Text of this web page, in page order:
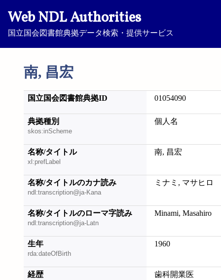
Web NDL Authorities
国立国会図書館典拠データ検索・提供サービス
南, 昌宏
国立国会図書館典拠ID 01054090
典拠種別
skos:inScheme
個人名
名称/タイトル
xl:prefLabel
南, 昌宏
名称/タイトルのカナ読み
ndl:transcription@ja-Kana
ミナミ, マサヒロ
名称/タイトルのローマ字読み
ndl:transcription@ja-Latn
Minami, Masahiro
生年
rda:dateOfBirth
1960
経歴 歯科開業医